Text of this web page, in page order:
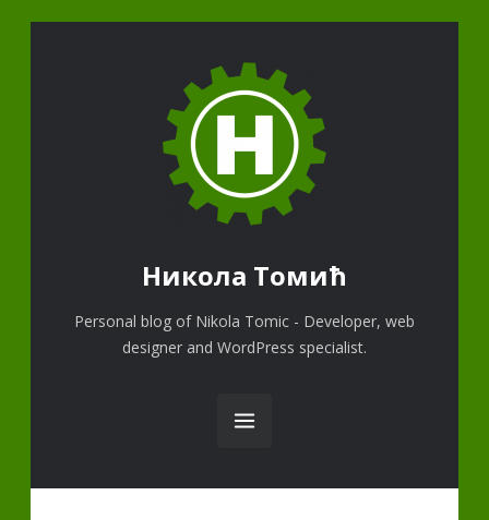
Никола Томић
Personal blog of Nikola Tomic - Developer, web
designer and WordPress specialist.